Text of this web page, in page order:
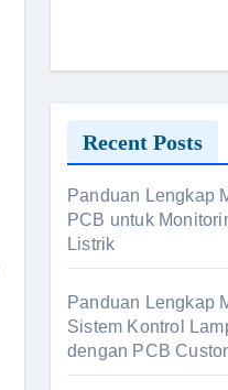
Recent Posts
Panduan Lengkap
PCB untuk
Listrik
Panduan Lengkap
Sistem Kontrol
dengan PCB